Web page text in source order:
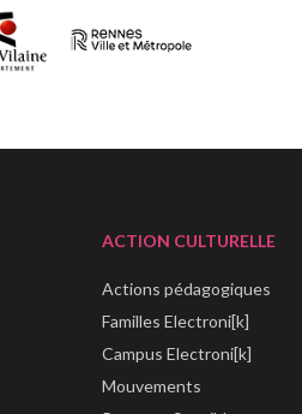
ACTION CULTURELLE
Actions pédagogiques
Familles Electroni[k]
Campus Electroni[k]
Mouvements